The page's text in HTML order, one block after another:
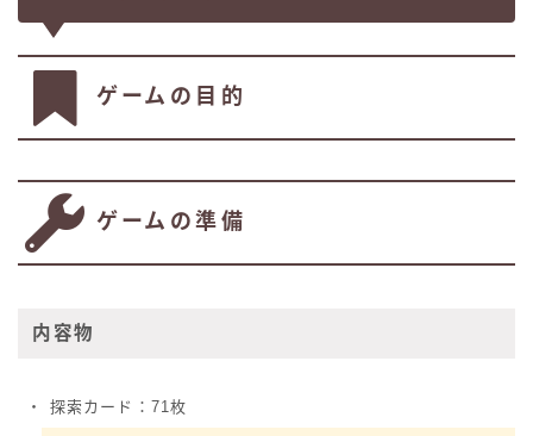
ゲームの目的
ゲームの準備
内容物
・ 探索カード：71枚